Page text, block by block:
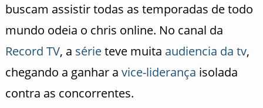
buscam assistir todas as temporadas de todo
mundo odeia o chris online. No canal da
Record TV, a sérieteve muita audiencia da tv,
chegando a ganhar a vice-liderança isolada
contra as concorrentes.